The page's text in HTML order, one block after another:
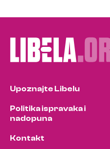
Upoznajte Libelu
Politika ispravaka i
nadopuna
Kontakt